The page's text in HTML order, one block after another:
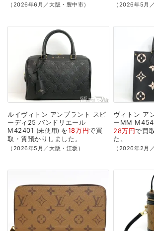
（2026年6月／大阪・豊中市） （2026年5月
ルイヴィトン アンプラント
スピ
ーディ25 バンドリエール
M42401
未使用 を18万円で買
取・質預かり しました。
（2026年5月／大阪・江坂）
ヴィトン ア
ーMM
28万円で買
た。
（2026年2月